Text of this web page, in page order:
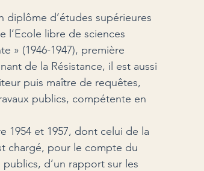
diplôme d’études supérieures
libre de sciences
» (1946-1947), première
de la Résistance, il est aussi
puis maître de requêtes,
publics, compétente en
1954 et 1957, dont celui de la
chargé, pour le compte du
d’un rapport sur les